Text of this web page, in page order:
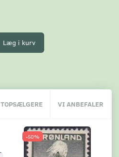
Læg i kurv
TOPSÆLGERE VI ANBEFALER
-50%